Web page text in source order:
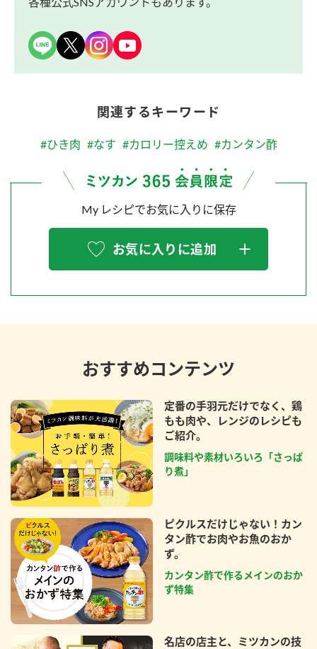
関連するキーワード
#ひき肉 #なす #カロリー控えめ #カンタン酢
My レシピでお気に入りに保存
お気に入りに追加
おすすめコンテンツ
定番の手羽元だけでなく、鶏
もも肉や、レンジのレシピも
ご紹介。
調味料や素材いろいろ「さっぱ
り煮」
ピクルスだけじゃない！カン
タン酢でお肉やお魚のおか
ず。
カンタン酢で作るメインのおか
ず特集
名店の店主と、ミツカンの技